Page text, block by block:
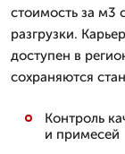
стоимость за м3
разгрузки.
доступен в
сохраняются
Контроль
и примесей